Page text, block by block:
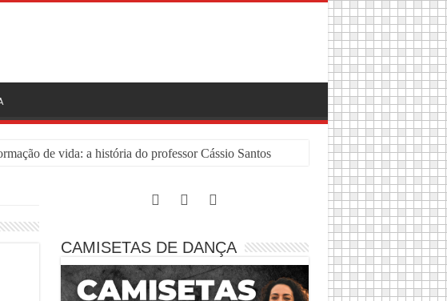
de vida: a história do professor Cássio Santos
CAMISETAS DE DANÇA